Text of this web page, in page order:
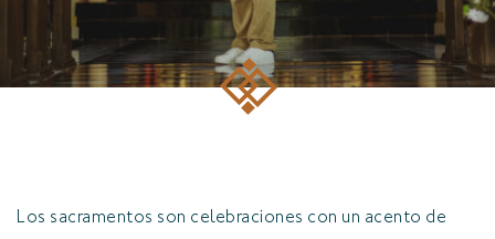
Los sacramentos son celebraciones con un acento de